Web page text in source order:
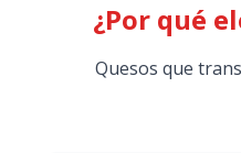
¿Por qué
Quesos que